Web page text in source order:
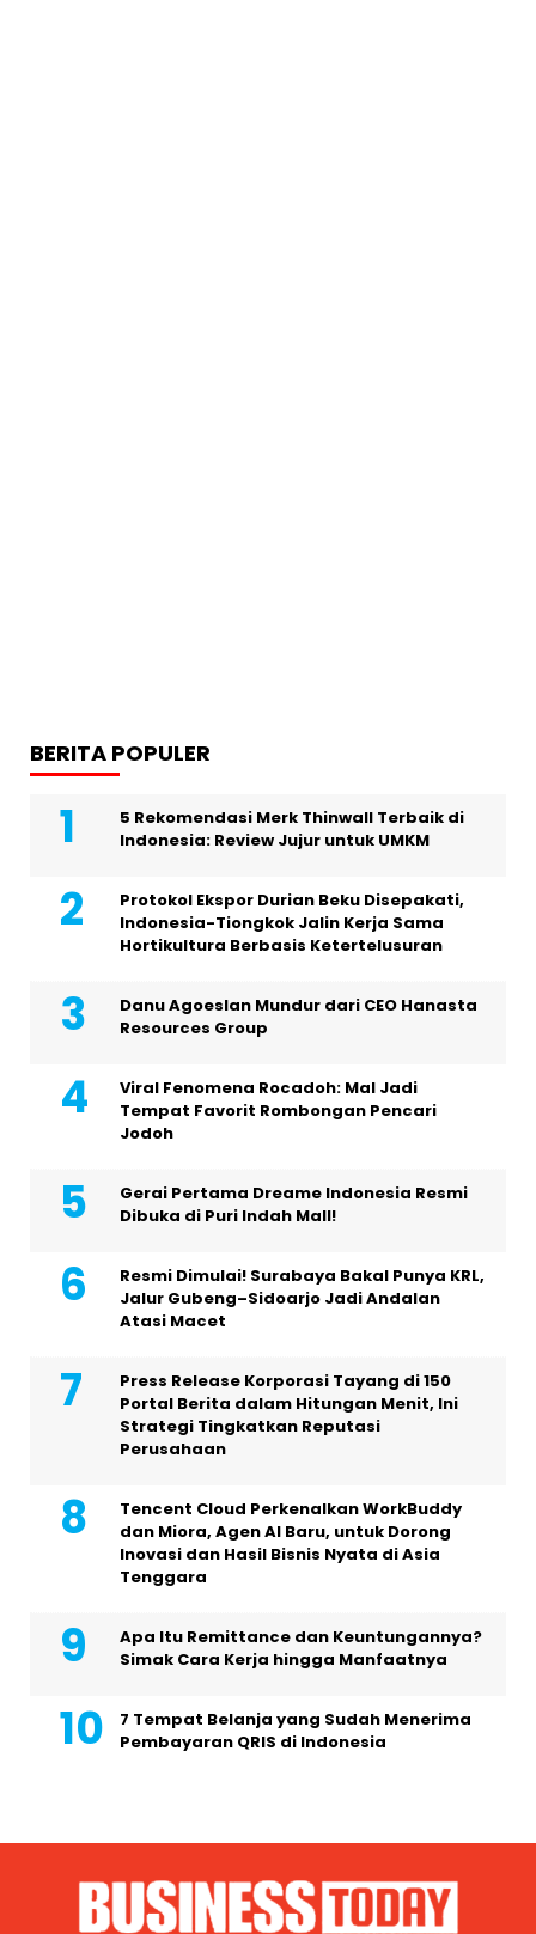
BERITA POPULER
5 Rekomendasi Merk Thinwall Terbaik di
Indonesia: Review Jujur untuk UMKM
Protokol Ekspor Durian Beku Disepakati,
Indonesia-Tiongkok Jalin Kerja Sama
Hortikultura Berbasis Ketertelusuran
Danu Agoeslan Mundur dari CEO Hanasta
Resources Group
Viral Fenomena Rocadoh: Mal Jadi
Tempat Favorit Rombongan Pencari
Jodoh
Gerai Pertama Dreame Indonesia Resmi
Dibuka di Puri Indah Mall!
Resmi Dimulai! Surabaya Bakal Punya KRL,
Jalur Gubeng–Sidoarjo Jadi Andalan
Atasi Macet
Press Release Korporasi Tayang di 150
Portal Berita dalam Hitungan Menit, Ini
Strategi Tingkatkan Reputasi
Perusahaan
Tencent Cloud Perkenalkan WorkBuddy
dan Miora, Agen AI Baru, untuk Dorong
Inovasi dan Hasil Bisnis Nyata di Asia
Tenggara
Apa Itu Remittance dan Keuntungannya?
Simak Cara Kerja hingga Manfaatnya
7 Tempat Belanja yang Sudah Menerima
Pembayaran QRIS di Indonesia